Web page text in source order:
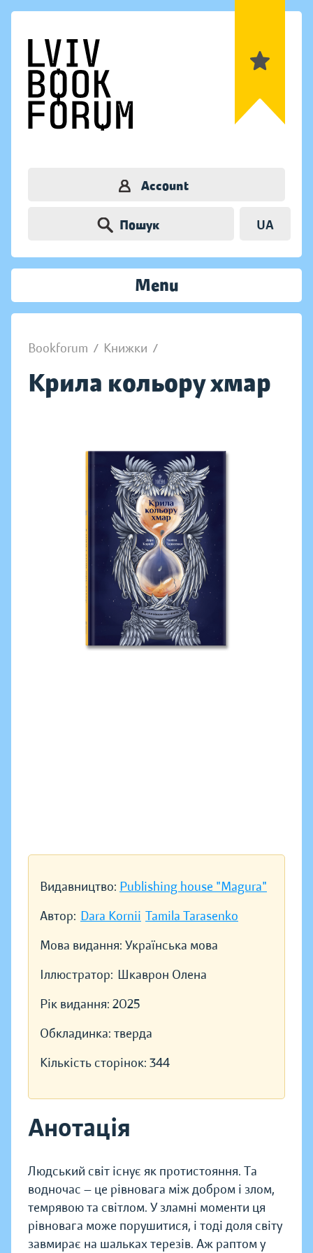
Account
Пошук UA
Menu
Bookforum / Книжки /
Крила кольору хмар
Видавництво: Publishing house "Magura"
Автор: Dara Kornii Tamila Tarasenko
Мова видання: Українська мова
Іллюстратор: Шкаврон Олена
Рік видання: 2025
Обкладинка: тверда
Кількість сторінок: 344
Анотація
Людський світ існує як протистояння. Та
водночас — це рівновага між добром і злом,
темрявою та світлом. У зламні моменти ця
рівновага може порушитися, і тоді доля світу
завмирає на шальках терезів. Аж раптом у